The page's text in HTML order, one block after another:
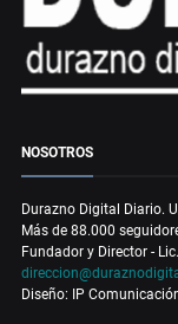
NOSOTROS
Durazno Digital Diario.
Más de 88.000
Fundador y Director -
Diseño: IP